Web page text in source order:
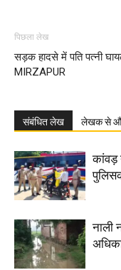
पिछला लेख
सड़क हादसे में पति पत्नी
MIRZAPUR
संबंधित लेख लेखक से
कांवड़
नाली